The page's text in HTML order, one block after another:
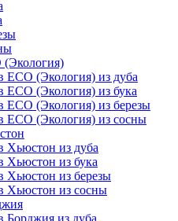
(Экология) из дуба
(Экология) из бука
(Экология) из березы
ECO (Экология) из сосны
Хьюстон из дуба
Хьюстон из бука
Хьюстон из березы
Хьюстон из сосны
Борджия из дуба